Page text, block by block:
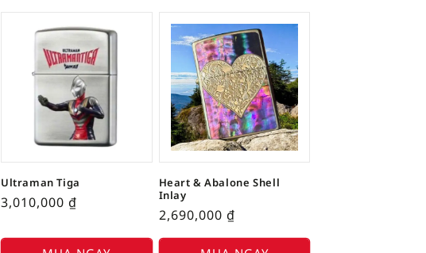
Ultraman Tiga
3,010,000 ₫
Heart & Abalone Shell
Inlay
2,690,000 ₫